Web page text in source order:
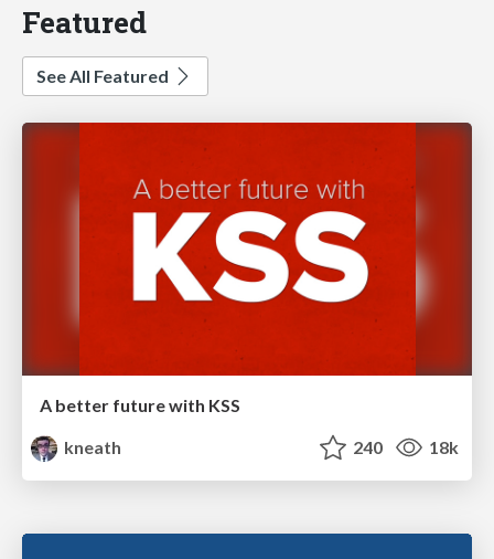
Featured
See All Featured
A better future with KSS
kneath
240 18k